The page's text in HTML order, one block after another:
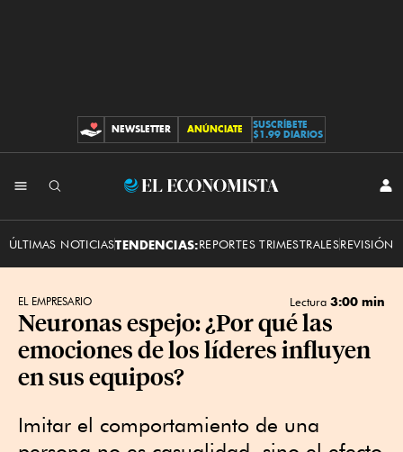
CONTRIBUCIONES
NEWSLETTER ANÚNCIATE
SUSCRÍBETE
$1.99 DIARIOS
El
ÚLTIMAS NOTICIASTENDENCIAS:REPORTES TRIMESTRALESREVISIÓN
EL EMPRESARIO Lectura 3:00 min
Neuronas espejo: ¿Por qué las
emociones de los líderes influyen
en sus equipos?
Imitar el comportamiento de una